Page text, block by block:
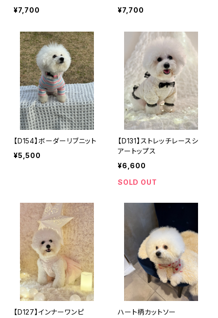
¥7,700
¥7,700
【D154】ボーダーリブニット
¥5,500
【D131】ストレッチレースシ
アートップス
¥6,600
SOLD OUT
【D127】インナーワンピ ハート柄カットソー